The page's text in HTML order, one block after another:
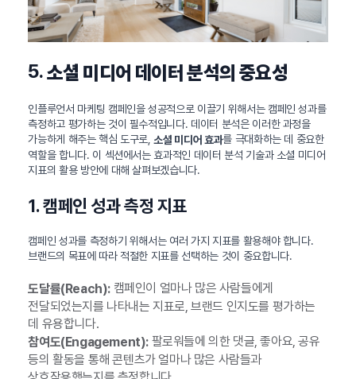
5.소셜 미디어 데이터 분석의 중요성
인플루언서 마케팅 캠페인을 성공적으로 이끌기 위해서는 캠페인 성과를
측정하고 평가하는 것이 필수적입니다. 데이터 분석은 이러한 과정을
가능하게 해주는 핵심 도구로,소셜 미디어 효과를 극대화하는 데 중요한
역할을 합니다. 이 섹션에서는 효과적인 데이터 분석 기술과 소셜 미디어
지표의 활용 방안에 대해 살펴보겠습니다.
1. 캠페인 성과 측정 지표
캠페인 성과를 측정하기 위해서는 여러 가지 지표를 활용해야 합니다.
브랜드의 목표에 따라 적절한 지표를 선택하는 것이 중요합니다.
도달률(Reach):캠페인이 얼마나 많은 사람들에게
전달되었는지를 나타내는 지표로, 브랜드 인지도를 평가하는
데 유용합니다.
참여도(Engagement):팔로워들에 의한 댓글, 좋아요, 공유
등의 활동을 통해 콘텐츠가 얼마나 많은 사람들과